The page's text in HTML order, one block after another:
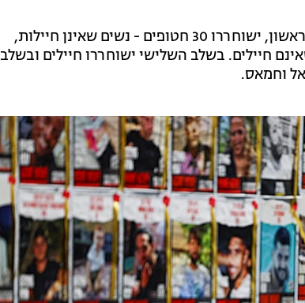
לפי הדיווחים, העסקה תכלול לפחות 3 שלבים. בשלב הראשון, ישוחררו 30 חטופים - נשים שאינן חיילות,
חיילים. בשלב השלישי ישוחררו חיילים ובשלב
וחמאס.